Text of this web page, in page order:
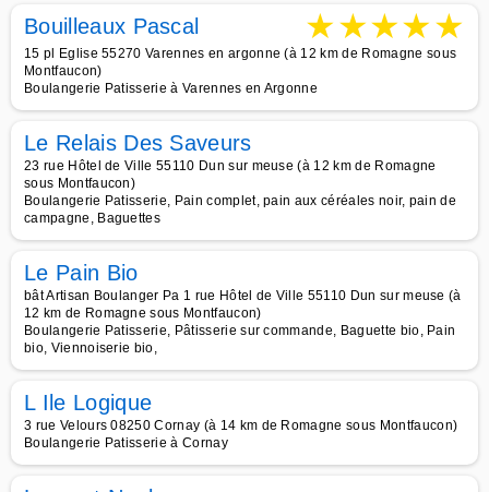
Bouilleaux Pascal ★★★★★
15 pl Eglise 55270 Varennes en argonne (à 12 km de Romagne sous
Montfaucon)
Boulangerie Patisserie à Varennes en Argonne
Le Relais Des Saveurs
23 rue Hôtel de Ville 55110 Dun sur meuse (à 12 km de Romagne
sous Montfaucon)
Boulangerie Patisserie, Pain complet, pain aux céréales noir, pain de
campagne, Baguettes
Le Pain Bio
bât Artisan Boulanger Pa 1 rue Hôtel de Ville 55110 Dun sur meuse (à
12 km de Romagne sous Montfaucon)
Boulangerie Patisserie, Pâtisserie sur commande, Baguette bio, Pain
bio, Viennoiserie bio,
L Ile Logique
3 rue Velours 08250 Cornay (à 14 km de Romagne sous Montfaucon)
Boulangerie Patisserie à Cornay